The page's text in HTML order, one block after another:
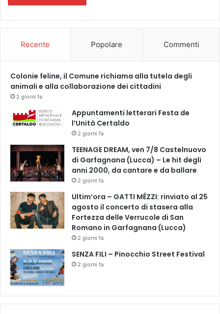
Recente Popolare Commenti
Colonie feline, il Comune richiama alla tutela degli
animali e alla collaborazione dei cittadini
2 giorni fa
Appuntamenti letterari Festa de
l’Unità Certaldo
2 giorni fa
TEENAGE DREAM, ven 7/8 Castelnuovo
di Garfagnana (Lucca) – Le hit degli
anni 2000, da cantare e da ballare
2 giorni fa
Ultim’ora – GATTI MÉZZI: rinviato al 25
agosto il concerto di stasera alla
Fortezza delle Verrucole di San
Romano in Garfagnana (Lucca)
2 giorni fa
SENZA FILI – Pinocchio Street Festival
2 giorni fa